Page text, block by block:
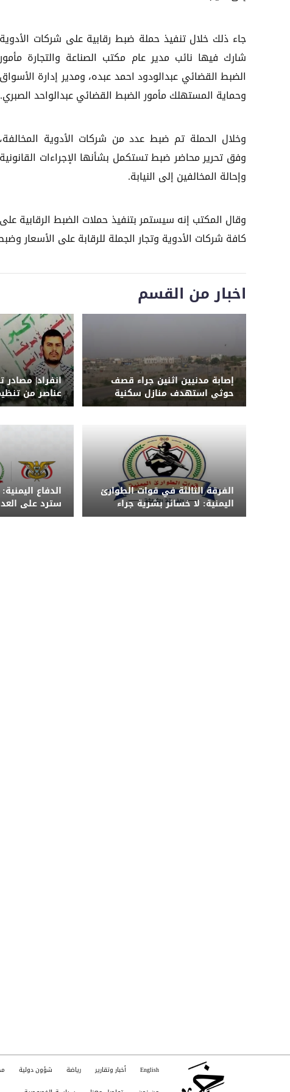
جاء ذلك خلال تنفيذ حملة ضبط رقابية على شركات الأدوية
شارك فيها نائب مدير عام مكتب الصناعة والتجارة مأمور
الضبط القضائي عبدالودود احمد عبده، ومدير إدارة الأسواق
وحماية المستهلك مأمور الضبط القضائي عبدالواحد الصبري.
وخلال الحملة تم ضبط عدد من شركات الأدوية المخالفة،
وفق تحرير محاضر ضبط تستكمل بشأنها الإجراءات القانونية
وإحالة المخالفين إلى النيابة.
وقال المكتب إنه سيستمر بتنفيذ حملات الضبط الرقابية على
كافة شركات الأدوية وتجار الجملة للرقابة على الأسعار
اخبار من القسم
إصابة مدنيين اثنين جراء قصف
حوثي استهدف منازل سكنية
جنوب الحديدة
انفراد|
عناصر من
الهجوم
الفرقة الثالثة في قوات الطوارئ
اليمنية: لا خسائر بشرية جراء
الضربة ونحذر من تداول الشائعات
الدفاع
سترد على
الزمان
English أخبار وتقارير رياضة شؤون دولية